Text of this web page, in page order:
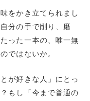
をかき立てられまし
分の手で削り、磨
った一本の、唯一無
ではないか。
が好きな人」にとっ
もし「今まで普通の